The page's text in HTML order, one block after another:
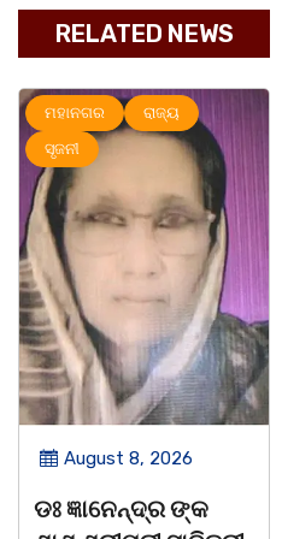
RELATED NEWS
ମହାନଗର ରାଜ୍ୟ
August 8, 2026
ବନ୍ୟା ବିପନ୍ନଙ୍କୁ